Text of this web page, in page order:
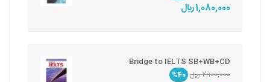
1,080,000 ريال
Bridge to IELTS SB+WB+CD
2,100,000 ريال
%40